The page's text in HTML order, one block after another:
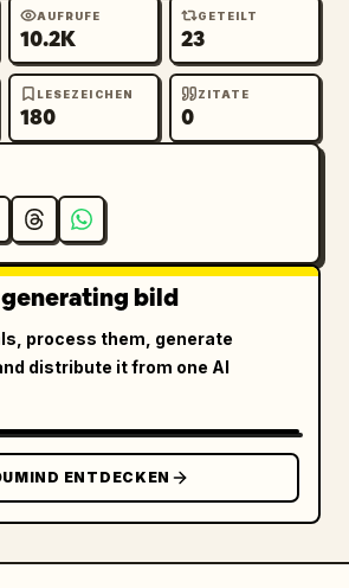
AUFRUFE
10.2K
GETEILT
23
LESEZEICHEN
180
ZITATE
0
bild
process them, generate
distribute it from one AI
ENTDECKEN